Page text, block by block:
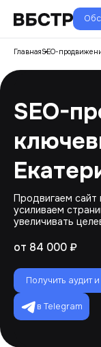
ГлавнаяSEO-
SEO-
Продвигаем сайт
усиливаем
увеличивать
от 84 000 ₽
Получить аудит
в Telegram